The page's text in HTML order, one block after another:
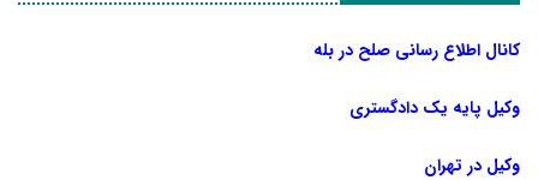
کانال اطلاع رسانی صلح در بله
وکیل پایه یک دادگستری
وکیل در تهران